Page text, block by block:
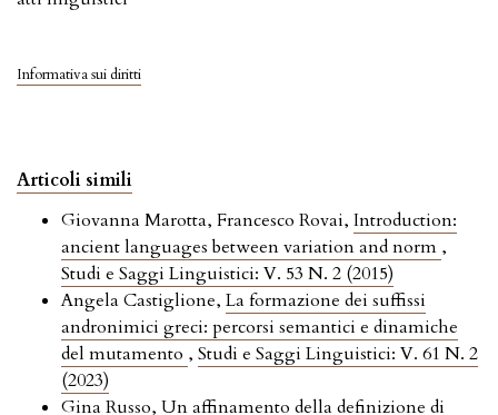
Informativa sui diritti
Articoli simili
Giovanna Marotta, Francesco Rovai, Introduction:
ancient languages between variation and norm ,
Studi e Saggi Linguistici: V. 53 N. 2 (2015)
Angela Castiglione, La formazione dei suffissi
andronimici greci: percorsi semantici e dinamiche
del mutamento , Studi e Saggi Linguistici: V. 61 N. 2
(2023)
Gina Russo, Un affinamento della definizione di